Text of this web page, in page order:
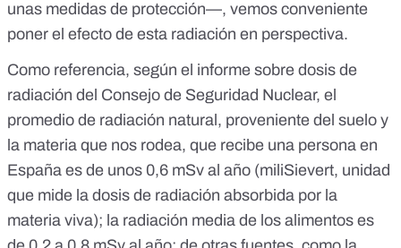
unas medidas de protección—, vemos conveniente
poner el efecto de esta radiación en perspectiva.
Como referencia, según el informe sobre dosis de
radiación del Consejo de Seguridad Nuclear, el
promedio de radiación natural, proveniente del suelo y
la materia que nos rodea, que recibe una persona en
España es de unos 0,6 mSv al año (miliSievert, unidad
que mide la dosis de radiación absorbida por la
materia viva); la radiación media de los alimentos es